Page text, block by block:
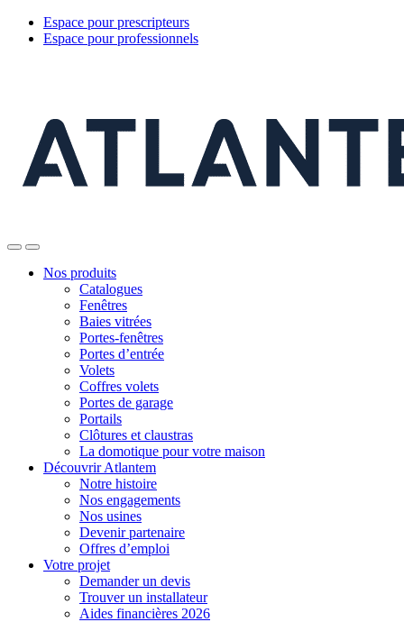
Espace pour prescripteurs
Espace pour professionnels
Nos produits
Catalogues
Fenêtres
Baies vitrées
Portes-fenêtres
Portes d’entrée
Volets
Coffres volets
Portes de garage
Portails
Clôtures et claustras
La domotique pour votre maison
Découvrir Atlantem
Notre histoire
Nos engagements
Nos usines
Devenir partenaire
Offres d’emploi
Votre projet
Demander un devis
Trouver un installateur
Aides financières 2026